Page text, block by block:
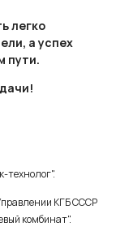
легко
а успех
пути.
технолог".
КГБ СССР
комбинат".